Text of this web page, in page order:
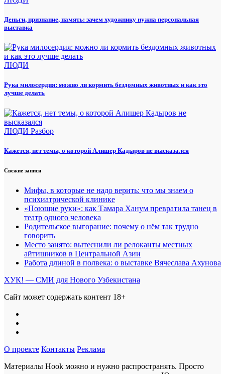
Деньги, признание, память: зачем художнику нужна персональная
выставка
ЛЮДИ
Рука милосердия: можно ли кормить бездомных животных и как это
лучше делать
ЛЮДИ Разбор
Кажется, нет темы, о которой Алишер Кадыров не высказался
Свежие записи
Мифы, в которые не надо верить: что мы знаем о
психиатрической клинике
«Поющие руки»: как Тамара Ханум превратила танец в
театр одного человека
Родительское выгорание: почему о нём так трудно
говорить
Место занято: вытеснили ли релоканты местных
айтишников в Центральной Азии
Работа длиной в полвека: о выставке Вячеслава Ахунова
ХУК! — СМИ для Нового Узбекистана
Сайт может содержать контент 18+
О проекте Контакты Реклама
Материалы Hook можно и нужно распространять. Просто